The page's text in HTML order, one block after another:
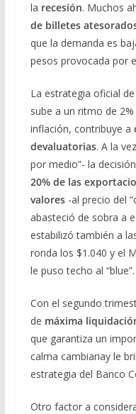
la recesión. Muchos
de billetes
que la demanda es
pesos provocada por
La estrategia oficial de
sube a un ritmo de
inflación, contribuye a
devaluatorias. A la
por medio”- la
20% de las
valores-al precio del
abasteció de sobra a
estabilizó también a
ronda los $1.040 y el
le puso techo al “blue”.
Con el segundo
de máxima
que garantiza un
calma cambiariay le
estrategia del Banco
Otro factor a